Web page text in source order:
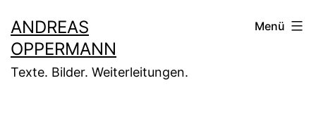
Inhalt
springen
ANDREAS
OPPERMANN
Texte. Bilder. Weiterleitungen.
Menü